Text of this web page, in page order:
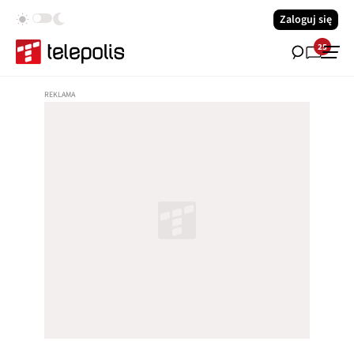
Zaloguj się
25